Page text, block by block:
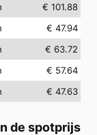
€ 101.88
€ 47.94
€ 63.72
€ 57.64
€ 47.63
de spotprijs